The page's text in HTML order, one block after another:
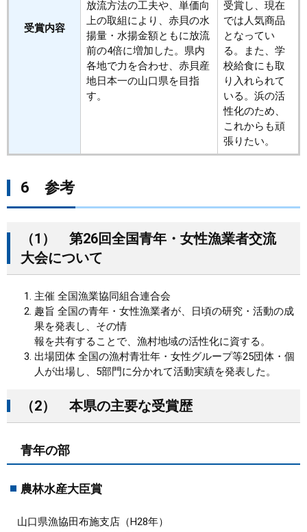
受賞内容
放流方法の工夫や、単価向
上の取組により、赤貝の水
揚量・水揚金額ともに放流
前の4倍に増加した。県内
各地で力を合わせ、赤貝産
地日本一の山口県を目指
す。
受賞し、現在
では人気商品
となってい
る。また、学
校給食にも取
り入れられて
いる。浜の活
性化のため、
これからも頑
張りたい。
6 参考
（1） 第26回全国青年・女性漁業者交流
大会について
主催 全国漁業協同組合連合会
趣旨 全国の青年・女性漁業者が、日頃の研究・活動の成
果を発表し、その情
報を共有することで、漁村地域の活性化に資する。
出場団体 全国の漁村青壮年・女性グループ等25団体・個
人が出場し、5部門に分かれて活動実績を発表した。
（2） 本県の主要な受賞歴
青年の部
農林水産大臣賞
山口県漁協田布施支店（H28年）